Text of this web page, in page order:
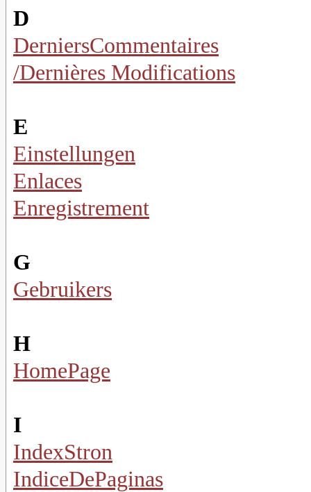
D
DerniersCommentaires
/Dernières Modifications
E
Einstellungen
Enlaces
Enregistrement
G
Gebruikers
H
HomePage
I
IndexStron
IndiceDePaginas